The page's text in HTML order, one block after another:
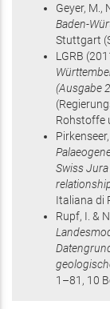
Geyer, M.,
Baden-
Stuttgart
LGRB
(Ausgabe
Rohstoffe
Swiss
Italiana di
Rupf, I. &
1–81 , 10